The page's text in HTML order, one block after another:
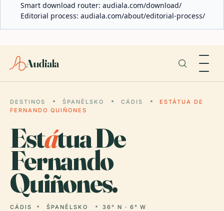
Smart download router: audiala.com/download/
Editorial process: audiala.com/about/editorial-process/
Audiala
DESTINOS ŠPANĚLSKO CÁDIS
ESTÁTUA DE
FERNANDO QUIÑONES
Estátua De
Fernando
Quiñones.
CÁDIS ŠPANĚLSKO 36° N · 6° W